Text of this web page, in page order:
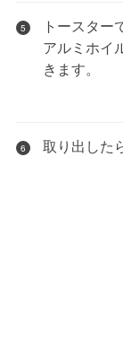
5
トースター
アルミホイ
きます。
6 取り出した